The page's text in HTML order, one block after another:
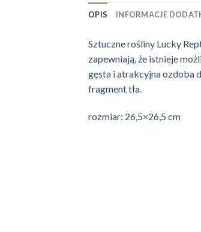
OPIS INFORMACJE
Sztuczne rośliny Lucky
zapewniają, że istnieje
gęsta i atrakcyjna ozdoba
fragment tła.
rozmiar: 26,5×26,5 cm